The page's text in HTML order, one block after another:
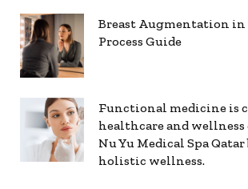
Breast Augmentation
Process Guide
Functional medicine is
healthcare and wellness
Nu Yu Medical Spa
holistic wellness.